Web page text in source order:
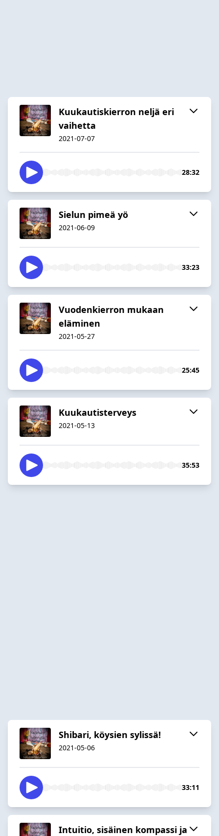
Kuukautiskierron neljä eri
vaihetta
2021-07-07
28:32
Sielun pimeä yö
2021-06-09
33:23
Vuodenkierron mukaan
eläminen
2021-05-27
25:45
Kuukautisterveys
2021-05-13
35:53
Shibari, köysien sylissä!
2021-05-06
33:11
Intuitio, sisäinen kompassi ja